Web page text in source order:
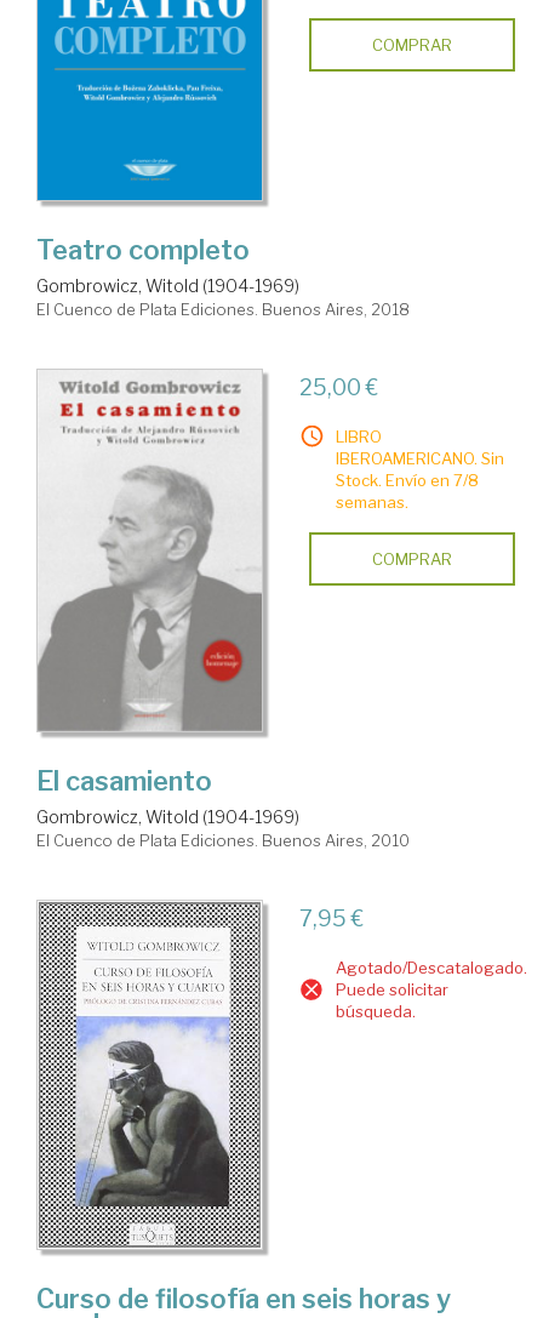
COMPRAR
Teatro completo
Gombrowicz, Witold (1904-1969)
El Cuenco de Plata Ediciones. Buenos Aires, 2018
25,00 €
LIBRO
IBEROAMERICANO. Sin
Stock. Envío en 7/8
semanas.
COMPRAR
El casamiento
Gombrowicz, Witold (1904-1969)
El Cuenco de Plata Ediciones. Buenos Aires, 2010
7,95 €
Agotado/Descatalogado.
Puede solicitar
búsqueda.
Curso de filosofía en seis horas y